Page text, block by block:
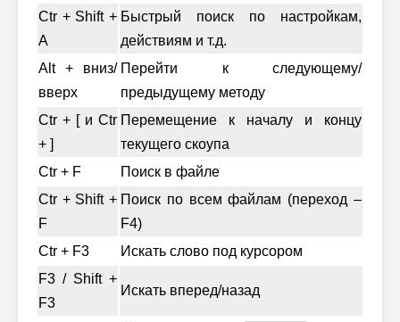
Ctr + Shift +
A
Быстрый поиск по настройкам,
действиям и т.д.
Alt + вниз/
вверх
Перейти к следующему/
предыдущему методу
Ctr + [ и Ctr
+ ]
Перемещение к началу и концу
текущего скоупа
Ctr + F
Поиск в файле
Ctr + Shift +
F
Поиск по всем файлам (переход –
F4)
Ctr + F3
Искать слово под курсором
F3 / Shift +
F3
Искать вперед/назад